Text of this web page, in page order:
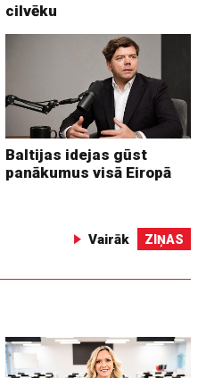
cilvēku
Baltijas idejas gūst
panākumus visā Eiropā
Vairāk ZIŅAS